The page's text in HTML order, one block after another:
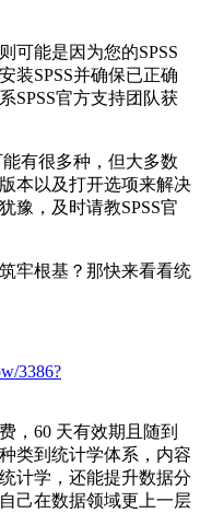
可能是因为您的SPSS
装SPSS并确保已正确
SPSS官方支持团队获
有很多种，但大多数
版本以及打开选项来解决
豫，及时请教SPSS官
牢根基？那快来看看统
3386?
，60 天有效期且随到
类到统计学体系，内容
计学，还能提升数据分
己在数据领域更上一层